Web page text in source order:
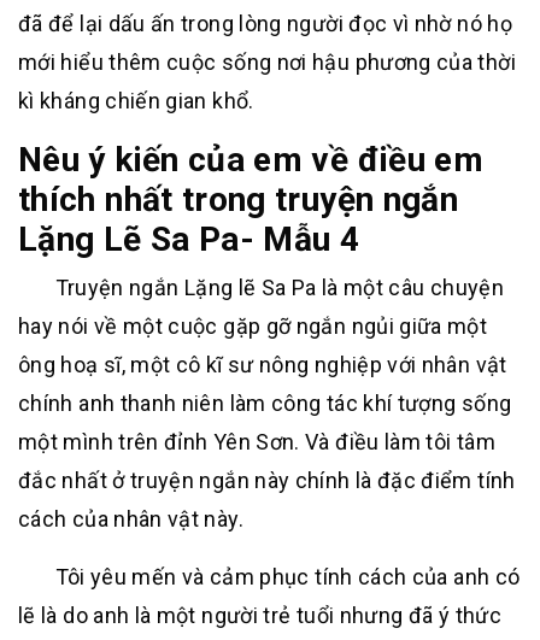
đã để lại dấu ấn trong lòng người đọc vì nhờ nó họ
mới hiểu thêm cuộc sống nơi hậu phương của thời
kì kháng chiến gian khổ.
Nêu ý kiến của em về điều em
thích nhất trong truyện ngắn
Lặng Lẽ Sa Pa- Mẫu 4
Truyện ngắn Lặng lẽ Sa Pa là một câu chuyện
hay nói về một cuộc gặp gỡ ngắn ngủi giữa một
ông hoạ sĩ, một cô kĩ sư nông nghiệp với nhân vật
chính anh thanh niên làm công tác khí tượng sống
một mình trên đỉnh Yên Sơn. Và điều làm tôi tâm
đắc nhất ở truyện ngắn này chính là đặc điểm tính
cách của nhân vật này.
Tôi yêu mến và cảm phục tính cách của anh có
lẽ là do anh là một người trẻ tuổi nhưng đã ý thức